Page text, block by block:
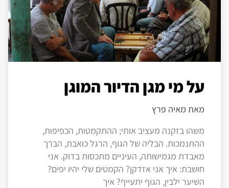
על מי מגן הדיור המוגן
מאת מאיה פרץ
משהו בזקנה מעציב אותי; ההתקמטות, הכפיפות,
ההתנמכות. הבליה של הגוף, הרגל כואבת, הברך
מאבדת מגמישותה, העיניים מתכסות בדוק. אני
חושבת: איך אני אזדקן? הקמטים שלי יהיו יפים?
השיער ילבין, הגוף יתעייף? איך